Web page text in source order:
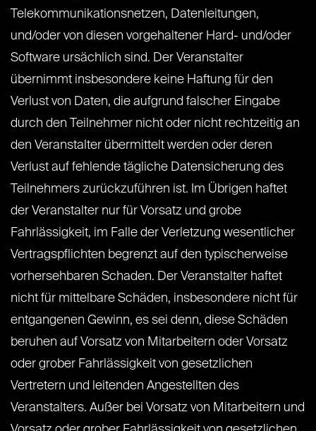
Telekommunikationsnetzen, Datenleitungen,
und/oder von diesen vorgehaltener Hard- und/oder
Software ursächlich sind. Der Veranstalter
übernimmt insbesondere keine Haftung für den
Verlust von Daten, die aufgrund falscher Eingabe
durch den Teilnehmer nicht oder nicht rechtzeitig an
den Veranstalter übermittelt werden oder deren
Verlust auf fehlende tägliche Datensicherung des
Teilnehmers zurückzuführen ist. Im Übrigen haftet
der Veranstalter nur für Vorsatz und grobe
Fahrlässigkeit, im Falle der Verletzung wesentlicher
Vertragspflichten begrenzt auf den typischerweise
vorhersehbaren Schaden. Der Veranstalter haftet
nicht für mittelbare Schäden, insbesondere nicht für
entgangenen Gewinn, es sei denn, diese Schäden
beruhen auf Vorsatz von Mitarbeitern oder Vorsatz
oder grober Fahrlässigkeit von gesetzlichen
Vertretern und leitenden Angestellten des
Veranstalters. Außer bei Vorsatz von Mitarbeitern und